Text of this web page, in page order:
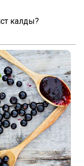
калды?